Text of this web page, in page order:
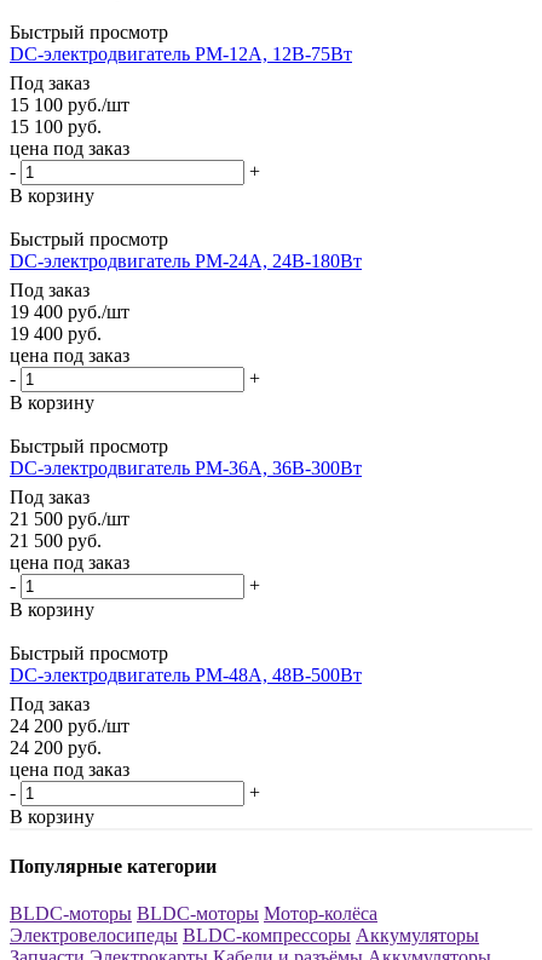
Быстрый просмотр
DC-электродвигатель PM-12A, 12В-75Вт
Под заказ
15 100 руб./шт
15 100 руб.
цена под заказ
-
+
В корзину
Быстрый просмотр
DC-электродвигатель PM-24A, 24В-180Вт
Под заказ
19 400 руб./шт
19 400 руб.
цена под заказ
-
+
В корзину
Быстрый просмотр
DC-электродвигатель PM-36A, 36В-300Вт
Под заказ
21 500 руб./шт
21 500 руб.
цена под заказ
-
+
В корзину
Быстрый просмотр
DC-электродвигатель PM-48A, 48В-500Вт
Под заказ
24 200 руб./шт
24 200 руб.
цена под заказ
-
+
В корзину
Популярные категории
BLDC-моторы BLDC-моторы Мотор-колёса
Электровелосипеды BLDC-компрессоры Аккумуляторы